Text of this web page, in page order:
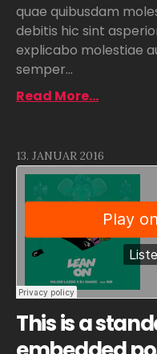
quae quibusdam
debitis hic sint
explicabo molestiae
semper...
Read More...
This is a
13. JANUAR 2016